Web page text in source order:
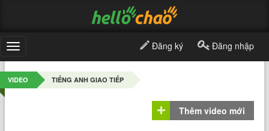
Toggle
navigation
Đăng ký Đăng nhập
VIDEO TIẾNG ANH GIAO TIẾP
Thêm video mới